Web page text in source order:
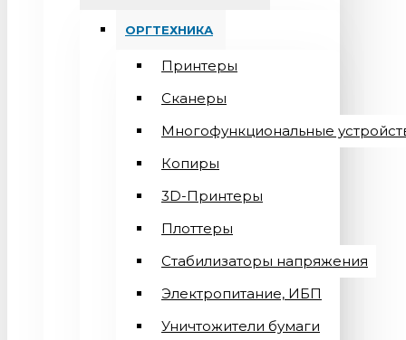
ОРГТЕХНИКА
Принтеры
Сканеры
Многофункциональные
Копиры
3D-Принтеры
Плоттеры
Стабилизаторы напряжения
Электропитание, ИБП
Уничтожители бумаги